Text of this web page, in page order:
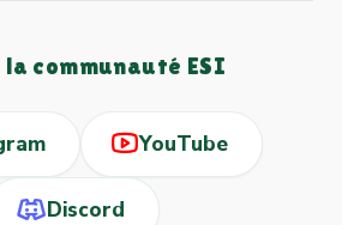
la communauté ESI
YouTube
Discord